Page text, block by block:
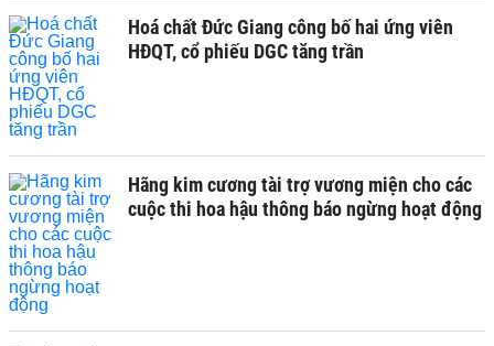
Hoá chất Đức Giang công bố hai ứng viên
HĐQT, cổ phiếu DGC tăng trần
Hãng kim cương tài trợ vương miện cho các
cuộc thi hoa hậu thông báo ngừng hoạt động